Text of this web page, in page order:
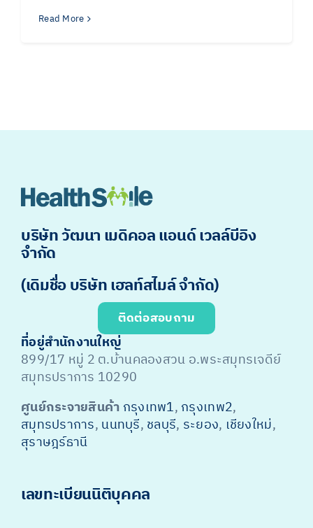
Read More
บริษัท วัฒนา เมดิคอล แอนด์ เวลล์บีอิง
จำกัด
(เดิมชื่อ บริษัท เฮลท์สไมล์ จำกัด)
ติดต่อสอบถาม
ที่อยู่สำนักงานใหญ่
899/17 หมู่ 2 ต.บ้านคลองสวน อ.พระสมุทรเจดีย์
สมุทรปราการ 10290
ศูนย์กระจายสินค้า กรุงเทพ1, กรุงเทพ2,
สมุทรปราการ, นนทบุรี, ชลบุรี, ระยอง, เชียงใหม่,
สุราษฎร์ธานี
เลขทะเบียนนิติบุคคล